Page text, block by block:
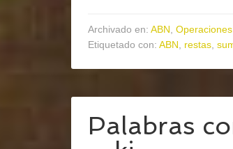
Archivado en: ABN
Etiquetado con: ABN restas
Palabras